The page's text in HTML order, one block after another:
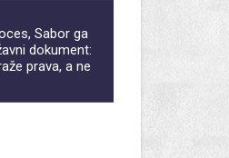
Sabor ga
dokument:
prava, a ne